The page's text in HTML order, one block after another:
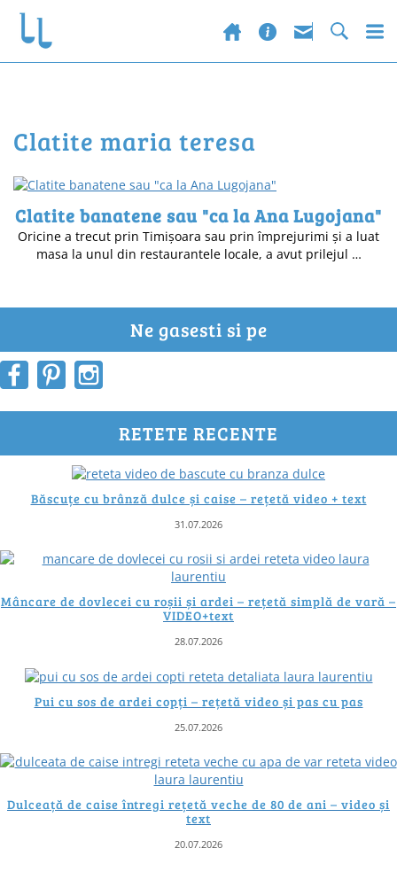
clatite maria teresa
Clatite banatene sau "ca la Ana Lugojana"
Oricine a trecut prin Timișoara sau prin împrejurimi și a luat
masa la unul din restaurantele locale, a avut prilejul …
Ne gasesti si pe
RETETE RECENTE
Băscuțe cu brânză dulce și caise – rețetă video + text
31.07.2026
Mâncare de dovlecei cu roșii și ardei – rețetă simplă de vară –
VIDEO+text
28.07.2026
Pui cu sos de ardei copți – rețetă video și pas cu pas
25.07.2026
Dulceață de caise întregi rețetă veche de 80 de ani – video și
text
20.07.2026